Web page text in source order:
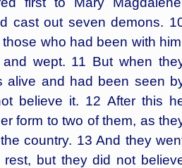
cast out seven demons.
who had been with
wept. 11 But when
alive and had been seen
believe it. 12 After this
form to two of them, as
country. 13 And they
but they did not